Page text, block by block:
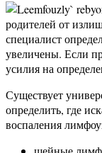
родителей от
специалист
увеличены. Если
усилия на
Существует
определить, где
воспаления